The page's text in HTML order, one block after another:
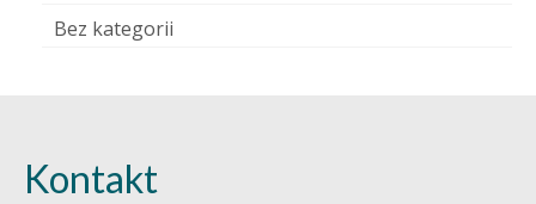
Bez kategorii
Kontakt